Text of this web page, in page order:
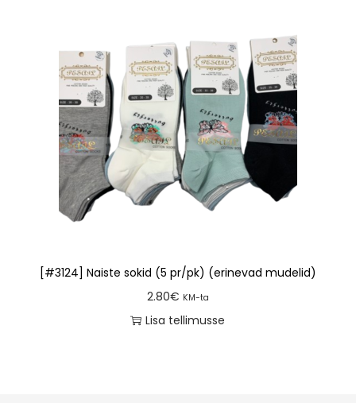
[#3124] Naiste sokid (5 pr/pk) (erinevad mudelid)
2.80€ KM-ta
Lisa tellimusse